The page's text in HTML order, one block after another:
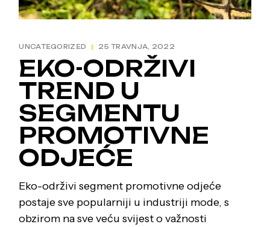
UNCATEGORIZED 25 TRAVNJA, 2022
EKO-ODRŽIVI
TREND U
SEGMENTU
PROMOTIVNE
ODJEĆE
Eko-održivi segment promotivne odjeće
postaje sve popularniji u industriji mode, s
obzirom na sve veću svijest o važnosti